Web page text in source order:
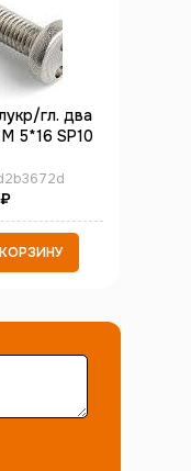
гл. два
5*16 SP10
₽